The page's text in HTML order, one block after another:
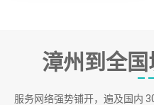
漳州到全
服务网络强势铺开，遍及国内